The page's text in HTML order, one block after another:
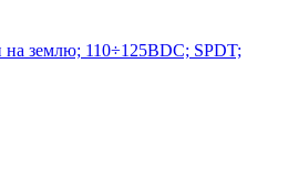
на землю; 110÷125ВDC; SPDT;